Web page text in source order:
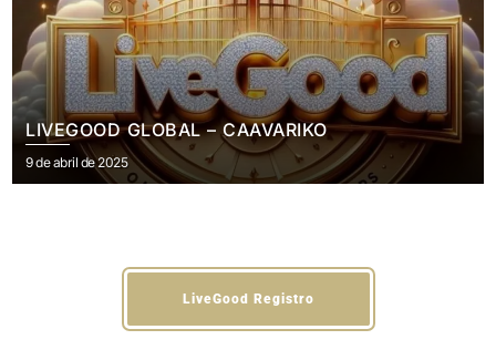
LIVEGOOD GLOBAL – CAAVARIKO
Publicado
el
9 de abril de 2025
LiveGood Registro